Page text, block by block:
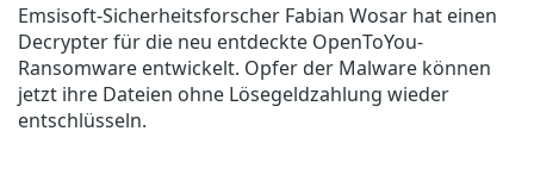
Emsisoft-Sicherheitsforscher Fabian Wosar hat einen
Decrypter für die neu entdeckte OpenToYou-
Ransomware entwickelt. Opfer der Malware können
jetzt ihre Dateien ohne Lösegeldzahlung wieder
entschlüsseln.